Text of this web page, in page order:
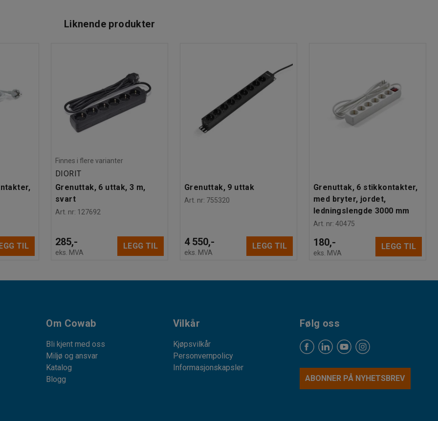
Liknende produkter
TIL
Finnes i flere varianter
DIORIT
Grenuttak, 6 uttak, 3 m,
svart
Art. nr: 127692
285,-
eks. MVA
LEGG TIL
Grenuttak, 9 uttak
Art. nr: 755320
4 550,-
eks. MVA
LEGG TIL
Grenuttak, 6 stikkontakter,
med bryter, jordet,
ledningslengde 3000 mm
Art. nr: 40475
180,-
eks. MVA
LEGG TIL
Om Cowab
Bli kjent med oss
Miljø og ansvar
Katalog
Blogg
Vilkår
Kjøpsvilkår
Personvernpolicy
Informasjonskapsler
Følg oss
ABONNER PÅ NYHETSBREV